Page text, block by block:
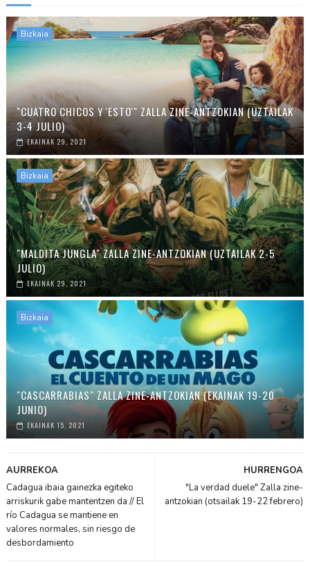
Bizkaia
"CUATRO CHICOS Y 'ESTO'" ZALLA ZINE-ANTZOKIAN (UZTAILAK
3-4 JULIO)
EKAINAK 29, 2021
Bizkaia
"MALDITA JUNGLA" ZALLA ZINE-ANTZOKIAN (UZTAILAK 2-5
JULIO)
EKAINAK 29, 2021
Bizkaia
"CASCARRABIAS" ZALLA ZINE-ANTZOKIAN (EKAINAK 19-20
JUNIO)
EKAINAK 15, 2021
HURRENGOA
"La verdad duele" Zalla zine-
antzokian (otsailak 19-22 febrero)
AURREKOA
Cadagua ibaia gainezka egiteko
arriskurik gabe mantentzen da // El
río Cadagua se mantiene en
valores normales, sin riesgo de
desbordamiento